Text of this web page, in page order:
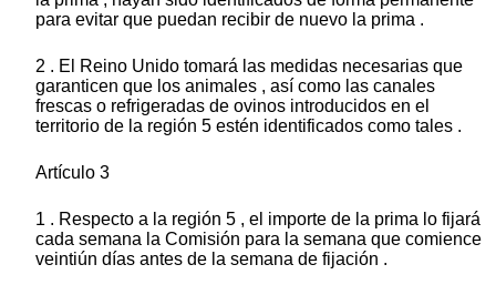
para evitar que puedan recibir de nuevo la prima .
2 . El Reino Unido tomará las medidas necesarias que
garanticen que los animales , así como las canales
frescas o refrigeradas de ovinos introducidos en el
territorio de la región 5 estén identificados como tales .
Artículo 3
1 . Respecto a la región 5 , el importe de la prima lo fijará
cada semana la Comisión para la semana que comience
veintiún días antes de la semana de fijación .